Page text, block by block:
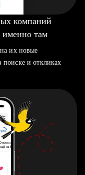
компаний
именно там
их новые
и откликах